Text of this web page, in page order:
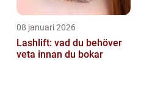
08 januari 2026
Lashlift: vad du behöver
veta innan du bokar